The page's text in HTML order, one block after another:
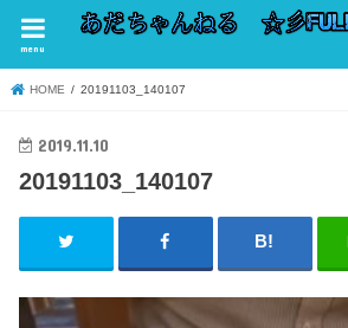
menu
HOME 20191103_140107
2019.11.10
20191103_140107